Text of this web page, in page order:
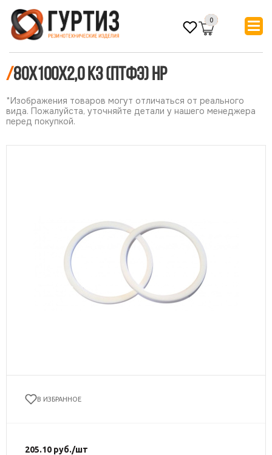
0
/80х100х2,0 КЗ (ПТФЭ) НР
*Изображения товаров могут отличаться от реального
вида. Пожалуйста, уточняйте детали у нашего менеджера
перед покупкой.
В ИЗБРАННОЕ
205.10 руб./шт